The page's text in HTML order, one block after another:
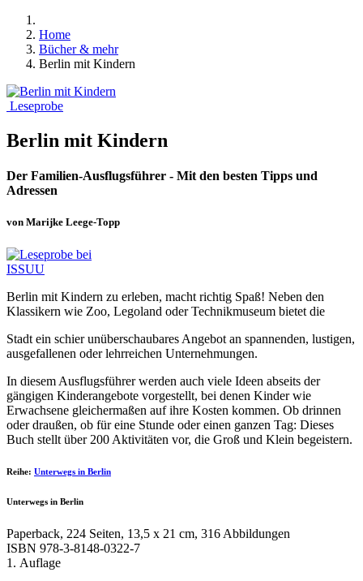
Home
Bücher & mehr
Berlin mit Kindern
Leseprobe
Berlin mit Kindern
Der Familien-Ausflugsführer - Mit den besten Tipps und
Adressen
von Marijke Leege-Topp
Berlin mit Kindern zu erleben, macht richtig Spaß! Neben den
Klassikern wie Zoo, Legoland oder Technikmuseum bietet die
Stadt ein schier unüberschaubares Angebot an spannenden, lustigen,
ausgefallenen oder lehrreichen Unternehmungen.
In diesem Ausflugsführer werden auch viele Ideen abseits der
gängigen Kinderangebote vorgestellt, bei denen Kinder wie
Erwachsene gleichermaßen auf ihre Kosten kommen. Ob drinnen
oder draußen, ob für eine Stunde oder einen ganzen Tag: Dieses
Buch stellt über 200 Aktivitäten vor, die Groß und Klein begeistern.
Reihe: Unterwegs in Berlin
Unterwegs in Berlin
Paperback, 224 Seiten, 13,5 x 21 cm, 316 Abbildungen
ISBN 978-3-8148-0322-7
1. Auflage